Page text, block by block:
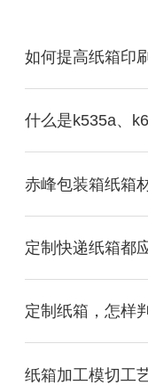
如何提高纸箱印
什么是k535a、
赤峰包装箱纸箱
定制快递纸箱都